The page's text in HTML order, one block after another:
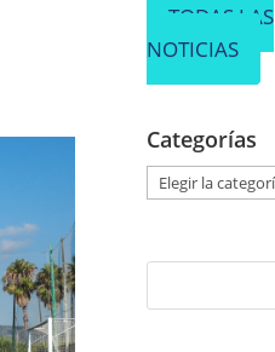
TODAS LAS
NOTICIAS
Categorías
g